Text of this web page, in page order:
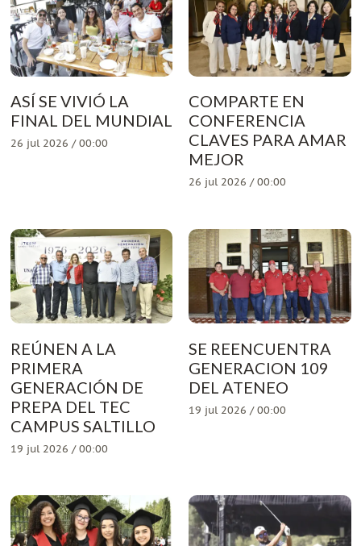
ASÍ SE VIVIÓ LA
FINAL DEL MUNDIAL
26 jul 2026 / 00:00
COMPARTE EN
CONFERENCIA
CLAVES PARA AMAR
MEJOR
26 jul 2026 / 00:00
REÚNEN A LA
PRIMERA
GENERACIÓN DE
PREPA DEL TEC
CAMPUS SALTILLO
19 jul 2026 / 00:00
SE REENCUENTRA
GENERACION 109
DEL ATENEO
19 jul 2026 / 00:00